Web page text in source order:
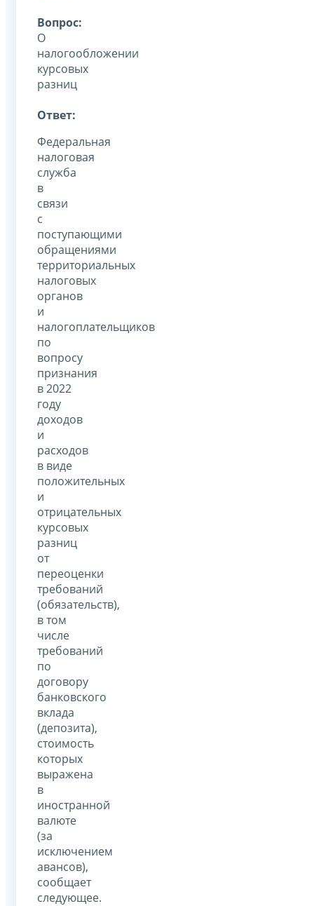
Вопрос:
О
налогообложении
курсовых
разниц
Ответ:
Федеральная
налоговая
служба
в
связи
с
поступающими
обращениями
территориальных
налоговых
органов
и
налогоплательщиков
по
вопросу
признания
в 2022
году
доходов
и
расходов
в виде
положительных
и
отрицательных
курсовых
разниц
от
переоценки
требований
(обязательств),
в том
числе
требований
по
договору
банковского
вклада
(депозита),
стоимость
которых
выражена
в
иностранной
валюте
(за
исключением
авансов),
сообщает
следующее.